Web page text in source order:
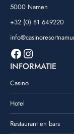
5000 Namen
+32 (0) 81 649220
Facebook
Instagram
INFORMATIE
Casino
Hotel
Restaurant en bars